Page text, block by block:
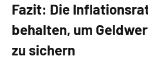
Fazit: Die
behalten, um
zu sichern